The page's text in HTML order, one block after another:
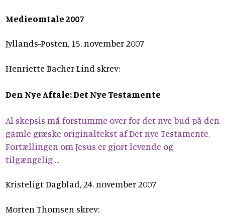
Medieomtale 2007
Jyllands-Posten, 15. november 2007
Henriette Bacher Lind skrev:
Den Nye Aftale: Det Nye Testamente
Al skepsis må forstumme over for det nye bud på den
gamle græske originaltekst af Det nye Testamente.
Fortællingen om Jesus er gjort levende og
tilgængelig ...
Kristeligt Dagblad, 24. november 2007
Morten Thomsen skrev: